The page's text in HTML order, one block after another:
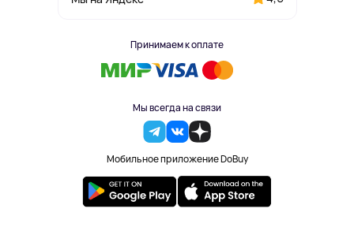
Принимаем к оплате
Мы всегда на связи
Мобильное приложение DoBuy